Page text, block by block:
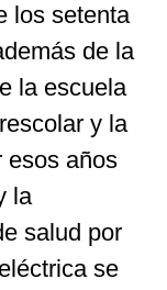
los setenta
de la
la escuela
y la
esos años
la
salud por
se